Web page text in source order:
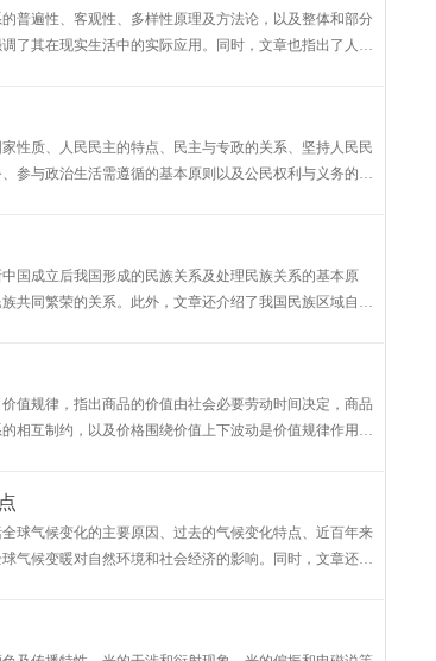
普遍性、客观性、多样性原理及方法论，以及整体和部分
了其在现实生活中的实际应用。同时，文章也指出了人们
恰当运
性质、人民民主的特点、民主与专政的关系、坚持人民民
参与政治生活需遵循的基本原则以及公民权利与义务的关
政治必
国成立后我国形成的民族关系及处理民族关系的基本原
共同繁荣的关系。此外，文章还介绍了我国民族区域自治
心内容和
值规律，指出商品的价值由社会必要劳动时间决定，商品
相互制约，以及价格围绕价值上下波动是价值规律作用的
的基本
球气候变化的主要原因、过去的气候变化特点、近百年来
气候变暖对自然环境和社会经济的影响。同时，文章还介
好地掌